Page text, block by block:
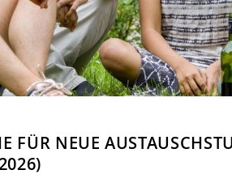
FÜR NEUE